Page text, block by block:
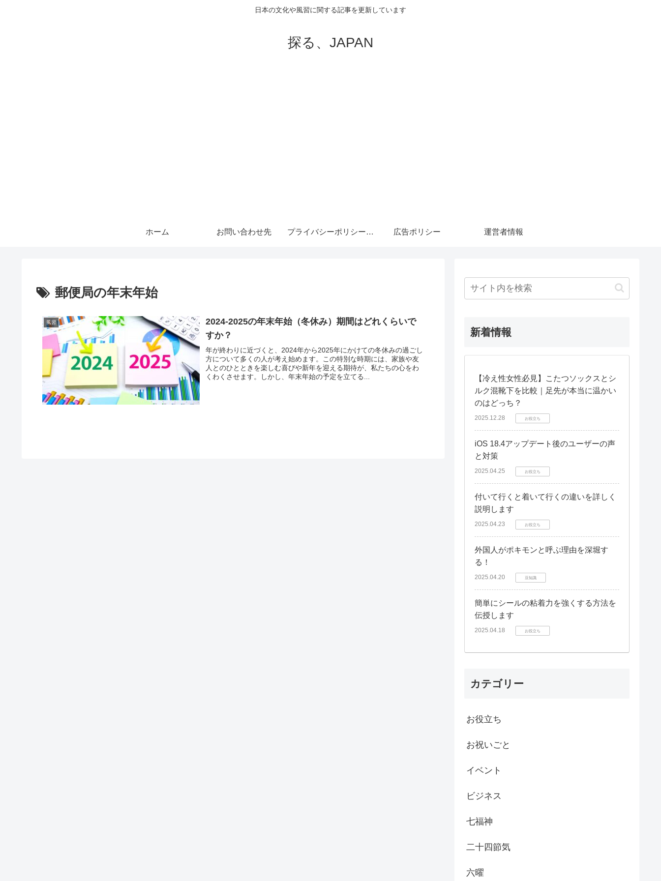
日本の文化や風習に関する記事を更新しています
探る、JAPAN
ホーム お問い合わせ先 プライバシーポリシー・免責事項 広告ポリシー 運営者情報
郵便局の年末年始
風習
2024-2025の年末年始（冬休み）期間はどれくらいで
すか？
年が終わりに近づくと、2024年から2025年にかけての冬休みの過ごし
方について多くの人が考え始めます。この特別な時期には、家族や友
人とのひとときを楽しむ喜びや新年を迎える期待が、私たちの心をわ
くわくさせます。しかし、年末年始の予定を立てる...
新着情報
【冷え性女性必見】こたつソックスとシ
ルク混靴下を比較｜足先が本当に温かい
のはどっち？
2025.12.28 お役立ち
iOS 18.4アップデート後のユーザーの声
と対策
2025.04.25 お役立ち
付いて行くと着いて行くの違いを詳しく
説明します
2025.04.23 お役立ち
外国人がポキモンと呼ぶ理由を深堀す
る！
2025.04.20 豆知識
簡単にシールの粘着力を強くする方法を
伝授します
2025.04.18 お役立ち
カテゴリー
お役立ち
お祝いごと
イベント
ビジネス
七福神
二十四節気
六曜